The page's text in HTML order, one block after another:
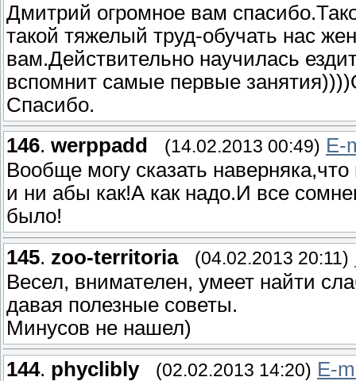
Дмитрий огромное вам
такой тяжелый труд-обучать нас
вам.Действительно научилась
вспомнит самые первые
Спасибо.
146. werppadd (14.02.2013 00:49) E-
Вообще могу сказать
и ни абы как!А как надо.И все
было!
145. zoo-territoria (04.02.2013 20:11)
Весел, внимателен, умеет найти
давая полезные советы.
Минусов не нашел)
144. phyclibly (02.02.2013 14:20) E-